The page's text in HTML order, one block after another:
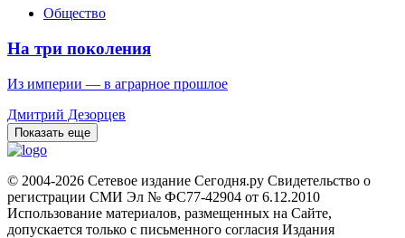
Общество
На три поколения
Из империи — в аграрное прошлое
Дмитрий Дезорцев
Показать еще
© 2004-2026 Сетевое издание Сегодня.ру Свидетельство о
регистрации СМИ Эл № ФС77-42904 от 6.12.2010
Использование материалов, размещенных на Сайте,
допускается только с письменного согласия Издания